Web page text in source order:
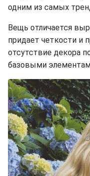
одним из самых
Вещь отличается
придает четкости и
отсутствие декора
базовыми